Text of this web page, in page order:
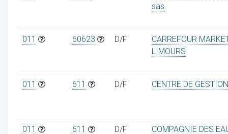
sas
011 60623 D/F
CARREFOUR
LIMOURS
011 611 D/F CENTRE DE GESTION
011 611 D/F
COMPAGNIE DES